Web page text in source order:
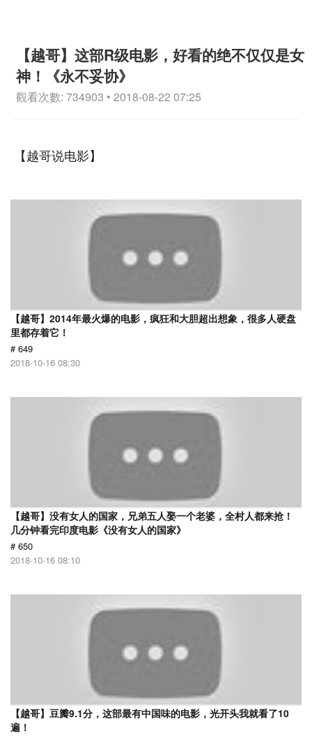
【越哥】这部R级电影，好看的绝不仅仅是女
神！《永不妥协》
觀看次數: 734903 • 2018-08-22 07:25
【越哥说电影】
【越哥】2014年最火爆的电影，疯狂和大胆超出想象，很多人硬盘
里都存着它！
# 649
2018-10-16 08:30
【越哥】没有女人的国家，兄弟五人娶一个老婆，全村人都来抢！
几分钟看完印度电影《没有女人的国家》
# 650
2018-10-16 08:10
【越哥】豆瓣9.1分，这部最有中国味的电影，光开头我就看了10
遍！